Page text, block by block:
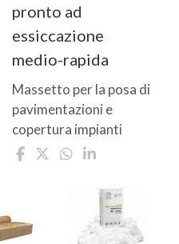
pronto ad
essiccazione
medio-rapida
Massetto per la posa di
pavimentazioni e
copertura impianti